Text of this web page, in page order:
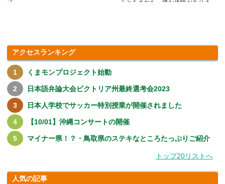
ことをされた、嫌な体験がありま
アクセスランキング
くまモンプロジェクト始動
日本語弁論大会ビクトリア州最終選考会2023
日本人学校でサッカー特別授業が開催されました
【10/01】沖縄コンサートの開催
マイナー県！？・鳥取県のステキなところたっぷりご紹介
トップ20リストへ
人気の記事